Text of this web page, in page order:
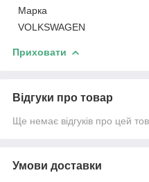
Марка
VOLKSWAGEN
Приховати
Відгуки про товар
Ще немає відгуків про цей
Умови доставки